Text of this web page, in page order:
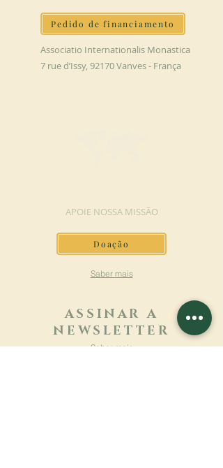
Pedido de financiamento
Associatio Internationalis Monastica
7 rue d’Issy, 92170 Vanves - França
APOIE NOSSA MISSÃO
Doação
Saber mais
ASSINAR A
NEWSLETTER
Saber mais